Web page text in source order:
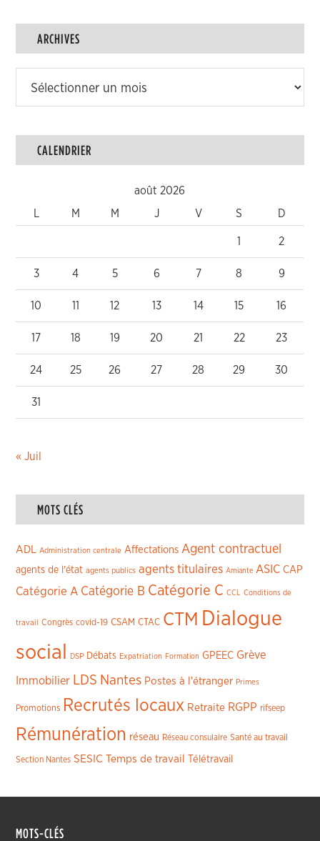
ARCHIVES
CALENDRIER
août 2026
M M J V S D
1 2
3 4 5 6 7 8 9
10 11 12 13 14 15 16
17 18 19 20 21 22 23
24 25 26 27 28 29 30
31
« Juil
MOTS CLÉS
ADL Administration centrale Affectations Agent contractuel
agents de l'état agents publics agents titulaires Amiante ASIC CAP
Catégorie A Catégorie B Catégorie C CCL Conditions de
travail Congrès covid-19 CSAM CTAC CTM Dialogue
social
DSP Débats Expatriation Formation GPEEC Grève
Immobilier LDS Nantes Postes à l'étranger Primes
Promotions Recrutés locaux Retraite RGPP rifseep
Rémunération réseau Réseau consulaire Santé au travail
Section Nantes SESIC Temps de travail Télétravail
MOTS-CLÉS